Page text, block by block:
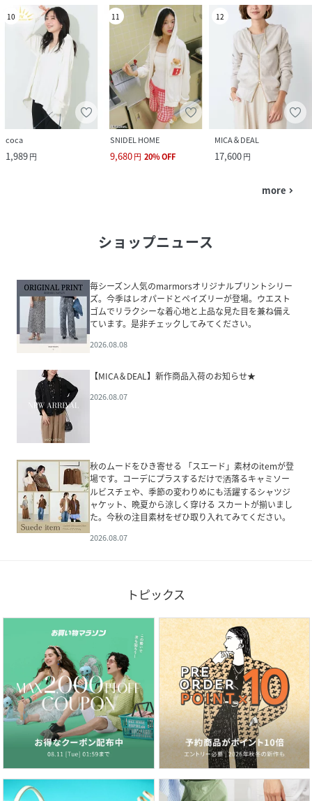
10
coca
1,989円
11
SNIDEL HOME
9,680円 20%OFF
12
MICA＆DEAL
17,600円
more navigate_next
ショップニュース
毎シーズン人気のmarmorsオリジナルプリントシリー
ズ。今季はレオパードとペイズリーが登場。ウエスト
ゴムでリラクシーな着心地と上品な見た目を兼ね備え
ています。是非チェックしてみてください。
2026.08.08
【MICA＆DEAL】新作商品入荷のお知らせ★
2026.08.07
秋のムードをひき寄せる 「スエード」素材のitemが登
場です。コーデにプラスするだけで洒落るキャミソー
ルビスチェや、季節の変わりめにも活躍するシャツジ
ャケット、晩夏から涼しく穿ける スカートが揃いまし
た。今秋の注目素材をぜひ取り入れてみてください。
2026.08.07
トピックス